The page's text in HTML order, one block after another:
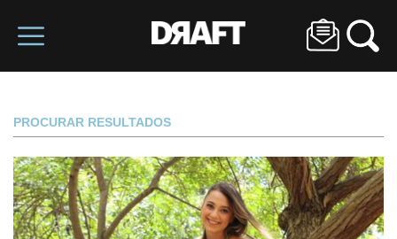
PROCURAR RESULTADOS